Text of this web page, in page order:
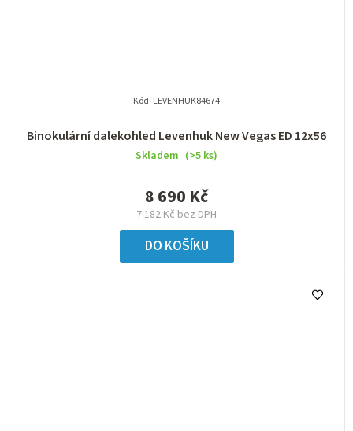
Binokulární dalekohled Levenhuk New Vegas ED 12x56
Skladem (>5 ks)
7 182 Kč bez DPH
8 690 Kč
DO KOŠÍKU
Kód: LEVENHUK84674